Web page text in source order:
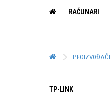
RAČUNARI
PROIZVOĐAČI
TP-LINK